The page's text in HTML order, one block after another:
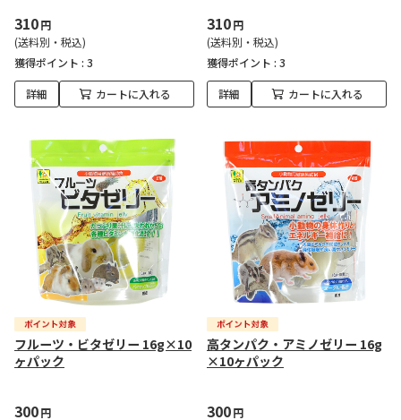
310円
(送料別・税込)
獲得ポイント : 3
詳細 カートに入れる
310円
(送料別・税込)
獲得ポイント : 3
詳細 カートに入れる
フルーツ・ビタゼリー 16g×10
ヶパック
300円
高タンパク・アミノゼリー 16g
×10ヶパック
300円